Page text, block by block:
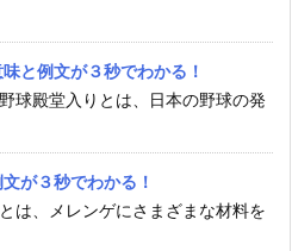
と例文が３秒でわかる！
球殿堂入りとは、日本の野球の発
が３秒でわかる！
は、メレンゲにさまざまな材料を